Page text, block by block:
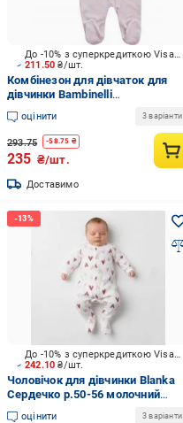
211.50₴/шт.
До -10% з суперкредиткою Visa Вигода
Комбінезон для дівчаток для
дівчинки Bambinelli
4800000365057 р.80 рожевий
Кмб300-3
оцінити 3 варіанти
293.75 -58.75 ₴
235 ₴/шт.
Доставимо
242.10₴/шт.
До -10% з суперкредиткою Visa Вигода
Чоловічок для дівчинки Blanka
Сердечко р.50-56 молочний
110940
оцінити 3 варіанти